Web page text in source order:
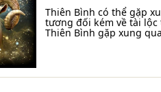
Thiên Bình có thể gặp
tương đối kém về tài
Thiên Bình gặp xung